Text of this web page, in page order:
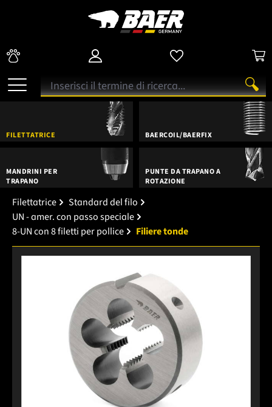
FILETTATRICE BAERCOIL/BAERFIX
MANDRINI PER
TRAPANO
PUNTE DA TRAPANO A
ROTAZIONE
Filettatrice
Standard del filo
UN - amer. con passo speciale
8-UN con 8 filetti per pollice
Filiere tonde